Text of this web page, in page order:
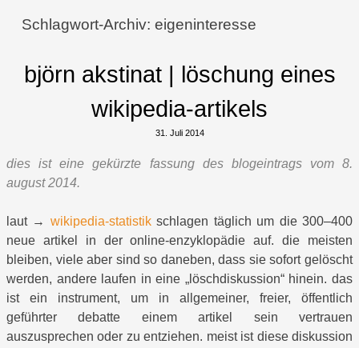
Schlagwort-Archiv:eigeninteresse
björn akstinat | löschung eines
wikipedia-artikels
31. Juli 2014
dies ist eine gekürzte fassung des blogeintrags vom 8.
august 2014.
laut → wikipedia-statistikschlagen täglich um die 300–400
neue artikel in der online-enzyklopädie auf. die meisten
bleiben, viele aber sind so daneben, dass sie sofort gelöscht
werden, andere laufen in eine „löschdiskussion“ hinein. das
ist ein instrument, um in allgemeiner, freier, öffentlich
geführter debatte einem artikel sein vertrauen
auszusprechen oder zu entziehen. meist ist diese diskussion